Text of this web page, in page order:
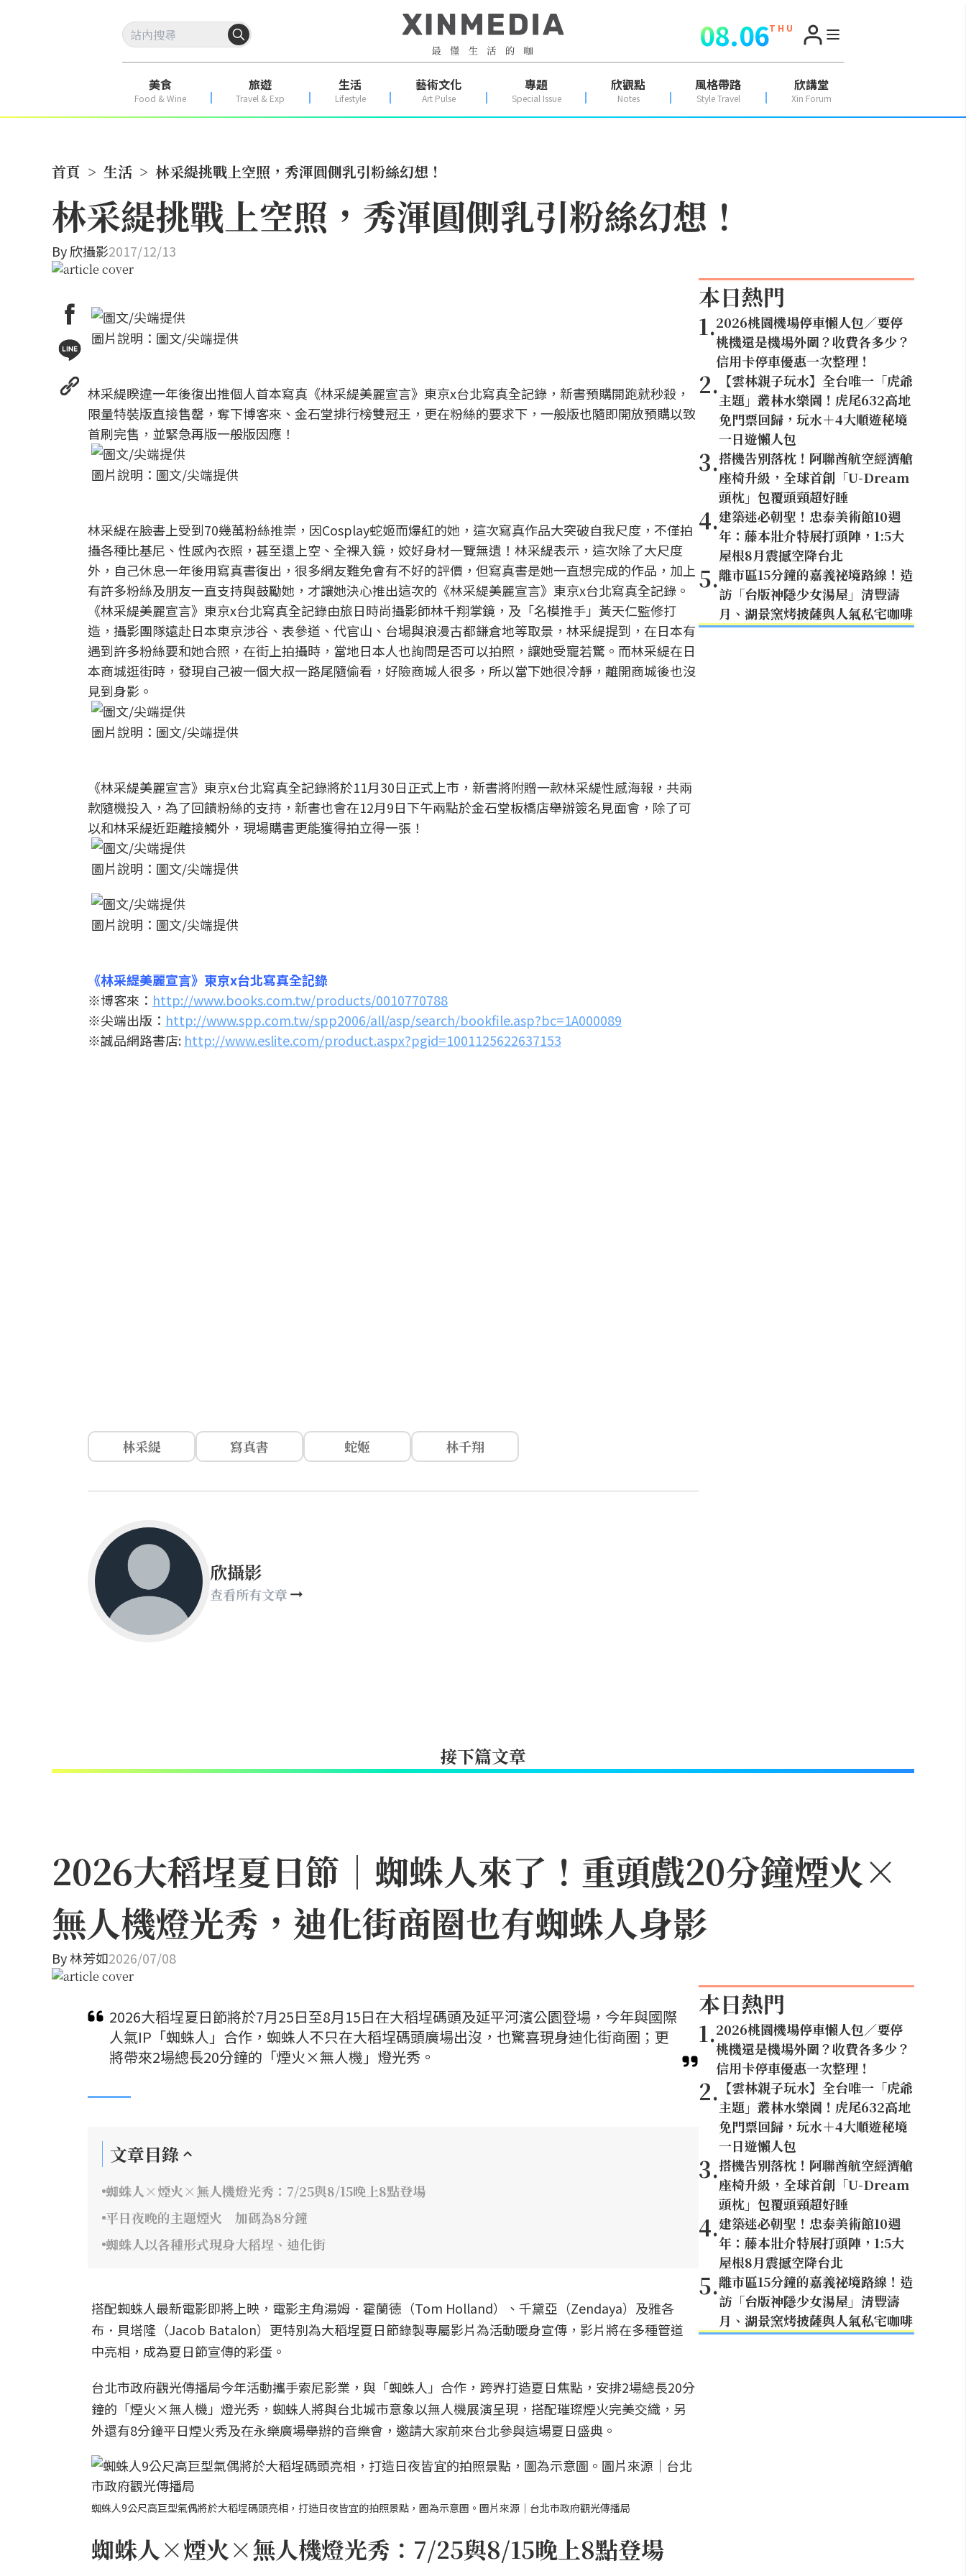
08.06T H U
美食
Food & Wine
旅遊
Travel & Exp
生活
Lifestyle
藝術文化
Art Pulse
專題
Special Issue
欣觀點
Notes
風格帶路
Style Travel
欣講堂
Xin Forum
首頁 > 生活 > 林采緹挑戰上空照，秀渾圓側乳引粉絲幻想！
林采緹挑戰上空照，秀渾圓側乳引粉絲幻想！
By欣攝影2017/12/13
圖片說明：圖文/尖端提供
林采緹睽違一年後復出推個人首本寫真《林采緹美麗宣言》東京x台北寫真全記錄，新書預購開跑就秒殺，
限量特裝版直接售罄，奪下博客來、金石堂排行榜雙冠王，更在粉絲的要求下，一般版也隨即開放預購以致
首刷完售，並緊急再版一般版因應！
圖片說明：圖文/尖端提供
林采緹在臉書上受到70幾萬粉絲推崇，因Cosplay蛇姬而爆紅的她，這次寫真作品大突破自我尺度，不僅拍
攝各種比基尼、性感內衣照，甚至還上空、全裸入鏡，姣好身材一覽無遺！林采緹表示，這次除了大尺度
外，自己休息一年後用寫真書復出，很多網友難免會有不好的評價，但寫真書是她一直想完成的作品，加上
有許多粉絲及朋友一直支持與鼓勵她，才讓她決心推出這次的《林采緹美麗宣言》東京x台北寫真全記錄。
《林采緹美麗宣言》東京x台北寫真全記錄由旅日時尚攝影師林千翔掌鏡，及「名模推手」黃天仁監修打
造，攝影團隊遠赴日本東京涉谷、表參道、代官山、台場與浪漫古都鎌倉地等取景，林采緹提到，在日本有
遇到許多粉絲要和她合照，在街上拍攝時，當地日本人也詢問是否可以拍照，讓她受寵若驚。而林采緹在日
本商城逛街時，發現自己被一個大叔一路尾隨偷看，好險商城人很多，所以當下她很冷靜，離開商城後也沒
見到身影。
圖片說明：圖文/尖端提供
《林采緹美麗宣言》東京x台北寫真全記錄將於11月30日正式上市，新書將附贈一款林采緹性感海報，共兩
款隨機投入，為了回饋粉絲的支持，新書也會在12月9日下午兩點於金石堂板橋店舉辦簽名見面會，除了可
以和林采緹近距離接觸外，現場購書更能獲得拍立得一張！
圖片說明：圖文/尖端提供
圖片說明：圖文/尖端提供
《林采緹美麗宣言》東京x台北寫真全記錄
※博客來： http://www.books.com.tw/products/0010770788
※尖端出版： http://www.spp.com.tw/spp2006/all/asp/search/bookfile.asp?bc=1A000089
※誠品網路書店: http://www.eslite.com/product.aspx?pgid=1001125622637153
林采緹 寫真書 蛇姬 林千翔
欣攝影
查看所有文章
本日熱門
1.2026桃園機場停車懶人包／要停
桃機還是機場外圍？收費各多少？
信用卡停車優惠一次整理！
2. 【雲林親子玩水】全台唯一「虎爺
主題」叢林水樂園！虎尾632高地
免門票回歸，玩水＋4大順遊秘境
一日遊懶人包
3.搭機告別落枕！阿聯酋航空經濟艙
座椅升級，全球首創「U-Dream
頭枕」包覆頭頸超好睡
4.建築迷必朝聖！忠泰美術館10週
年：藤本壯介特展打頭陣，1:5大
屋根8月震撼空降台北
5.離市區15分鐘的嘉義祕境路線！造
訪「台版神隱少女湯屋」清豐濤
月、湖景窯烤披薩與人氣私宅咖啡
接下篇文章
2026大稻埕夏日節｜蜘蛛人來了！重頭戲20分鐘煙火×
無人機燈光秀，迪化街商圈也有蜘蛛人身影
By林芳如2026/07/08
2026大稻埕夏日節將於7月25日至8月15日在大稻埕碼頭及延平河濱公園登場，今年與國際
人氣IP「蜘蛛人」合作，蜘蛛人不只在大稻埕碼頭廣場出沒，也驚喜現身迪化街商圈；更
將帶來2場總長20分鐘的「煙火×無人機」燈光秀。
文章目錄
蜘蛛人×煙火×無人機燈光秀：7/25與8/15晚上8點登場
平日夜晚的主題煙火 加碼為8分鐘
蜘蛛人以各種形式現身大稻埕、迪化街
搭配蜘蛛人最新電影即將上映，電影主角湯姆．霍蘭德（Tom Holland）、千黛亞（Zendaya）及雅各
布．貝塔隆（Jacob Batalon）更特別為大稻埕夏日節錄製專屬影片為活動暖身宣傳，影片將在多種管道
中亮相，成為夏日節宣傳的彩蛋。
台北市政府觀光傳播局今年活動攜手索尼影業，與「蜘蛛人」合作，跨界打造夏日焦點，安排2場總長20分
鐘的「煙火×無人機」燈光秀，蜘蛛人將與台北城市意象以無人機展演呈現，搭配璀璨煙火完美交織，另
外還有8分鐘平日煙火秀及在永樂廣場舉辦的音樂會，邀請大家前來台北參與這場夏日盛典。
蜘蛛人9公尺高巨型氣偶將於大稻埕碼頭亮相，打造日夜皆宜的拍照景點，圖為示意圖。圖片來源｜台北市政府觀光傳播局
蜘蛛人×煙火×無人機燈光秀：7/25與8/15晚上8點登場
本日熱門
1.2026桃園機場停車懶人包／要停
桃機還是機場外圍？收費各多少？
信用卡停車優惠一次整理！
2. 【雲林親子玩水】全台唯一「虎爺
主題」叢林水樂園！虎尾632高地
免門票回歸，玩水＋4大順遊秘境
一日遊懶人包
3.搭機告別落枕！阿聯酋航空經濟艙
座椅升級，全球首創「U-Dream
頭枕」包覆頭頸超好睡
4.建築迷必朝聖！忠泰美術館10週
年：藤本壯介特展打頭陣，1:5大
屋根8月震撼空降台北
5.離市區15分鐘的嘉義祕境路線！造
訪「台版神隱少女湯屋」清豐濤
月、湖景窯烤披薩與人氣私宅咖啡